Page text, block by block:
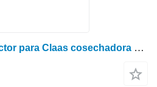
Claas BY6376371 reductor para Claas cosechadora de cereales